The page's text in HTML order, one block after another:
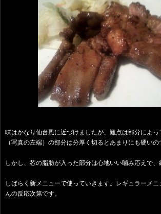
味はかなり仙台風に近づけましたが、難点は部分によ
（写真の左端）の部分は分厚く切るとあまりにも硬いの
しかし、芯の脂肪が入った部分は心地いい噛み応えで、
しばらく新メニューで使っていきます。レギュラーメニ
んの反応次第です。